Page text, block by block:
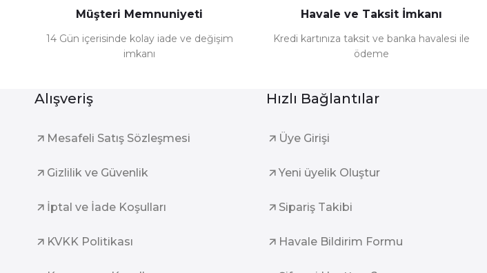
Müşteri Memnuniyeti
14 Gün içerisinde kolay iade ve değişim
imkanı
Havale ve Taksit İmkanı
Kredi kartınıza taksit ve banka havalesi ile
ödeme
Alışveriş
Mesafeli Satış Sözleşmesi
Gizlilik ve Güvenlik
İptal ve İade Koşulları
KVKK Politikası
Hızlı Bağlantılar
Üye Girişi
Yeni üyelik Oluştur
Sipariş Takibi
Havale Bildirim Formu